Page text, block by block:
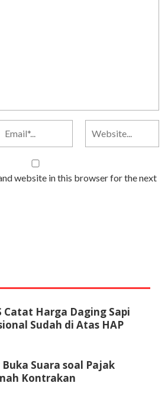
website in this browser for the next
Catat Harga Daging Sapi
Sudah di Atas HAP
Buka Suara soal Pajak
Kontrakan